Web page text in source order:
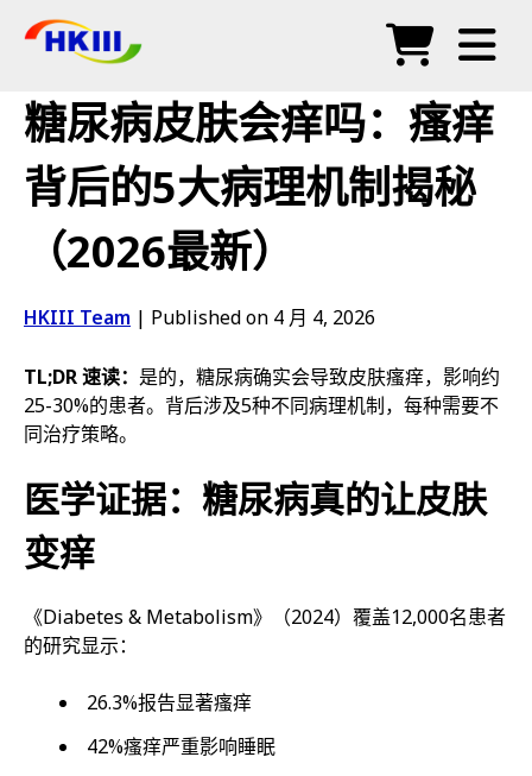
常见问题
博客
授权代理
商店
糖尿病皮肤会痒吗：瘙痒
背后的5大病理机制揭秘
（2026最新）
HKIII Team | Published on 4 月 4, 2026
TL;DR 速读： 是的，糖尿病确实会导致皮肤瘙痒，影响约
25-30%的患者。背后涉及5种不同病理机制，每种需要不
同治疗策略。
医学证据：糖尿病真的让皮肤
变痒
《Diabetes & Metabolism》（2024）覆盖12,000名患者
的研究显示：
26.3%报告显著瘙痒
42%瘙痒严重影响睡眠